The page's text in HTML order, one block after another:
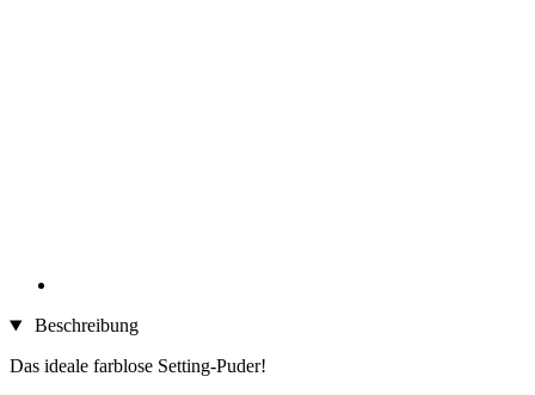
Beschreibung
Das ideale farblose Setting-Puder!